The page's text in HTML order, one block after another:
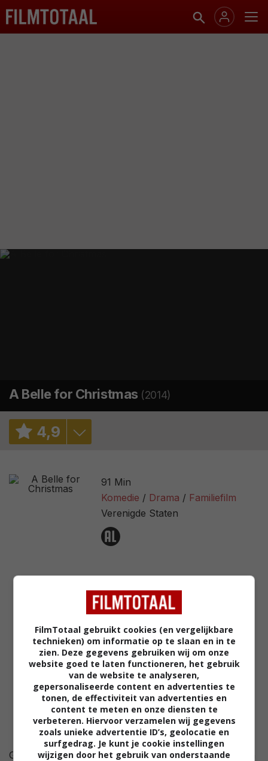
A Belle for Christmas (2014)
4,9
2,5/ 11
91 Min
Komedie
Drama
Familiefilm
Verenigde Staten
Glenn Barrows is recentelijk weduwnaar geworden en
FilmTotaal gebruikt cookies (en vergelijkbare
technieken) om informatie op te slaan en in te
zien. Deze gegevens gebruiken wij om onze
website goed te laten functioneren, het gebruik
van de website te analyseren,
gepersonaliseerde content en advertenties te
tonen, de effectiviteit van advertenties en
content te meten en onze diensten te
verbeteren. Hiervoor verzamelen wij gegevens
zoals unieke advertentie ID’s, geolocatie en
surfgedrag. Je kunt je cookie instellingen
wijzigen door het gebruik van onderstaande